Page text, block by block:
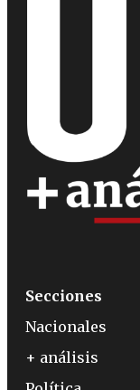
Secciones
Nacionales
+ análisis